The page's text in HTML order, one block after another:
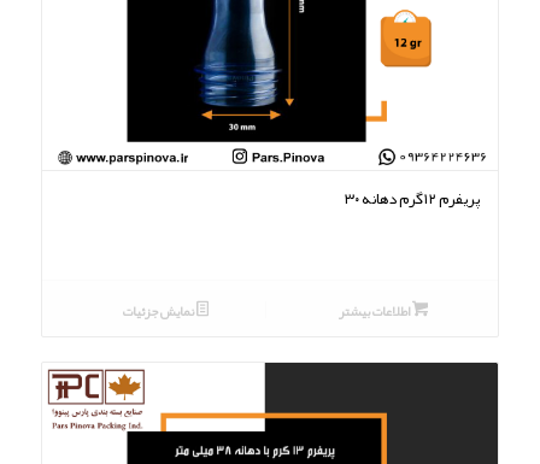
پریفرم ۱۲گرم دهانه ۳۰
اطلاعات بیشتر نمایش جزئیات